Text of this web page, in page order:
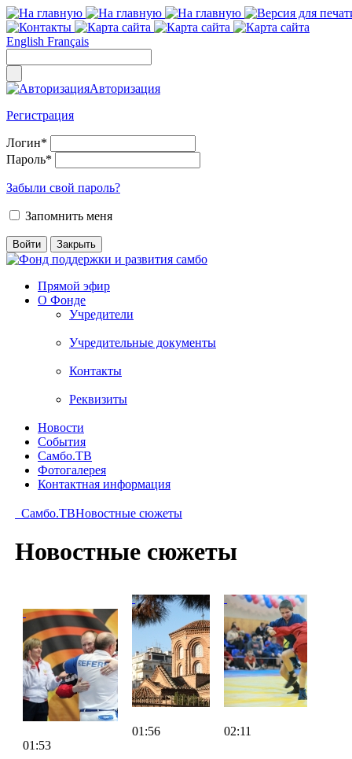
English Français
Авторизация
Регистрация
Логин*
Пароль*
Забыли свой пароль?
Запомнить меня
Прямой эфир
О Фонде
Учредители
Учредительные документы
Контакты
Реквизиты
Новости
События
Самбо.ТВ
Фотогалерея
Контактная информация
Самбо.ТВНовостные сюжеты
Новостные сюжеты
01:53
01:56 02:11